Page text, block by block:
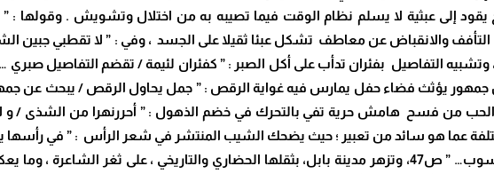
إلى عبثية لا يسلم نظام الوقت فيما تصيبه به من اختلال وتشويش .
من فسح هامش حرية تفي بالتحرك في خضم الذهول : ” أحررنهرا من الشذى / و
بمجازية مختلفة عما هو سائد من تعبير ؛ حيث يضحك الشيب المنتشر في شعر الرأس : ” في
35،وتصدر عن الحاسوب قهقهة مدوية : ” أسمع قهقهة الحاسوب… ” ص47، وتزهر مدينة بابل، بثقلها الحضاري والتاريخي ،